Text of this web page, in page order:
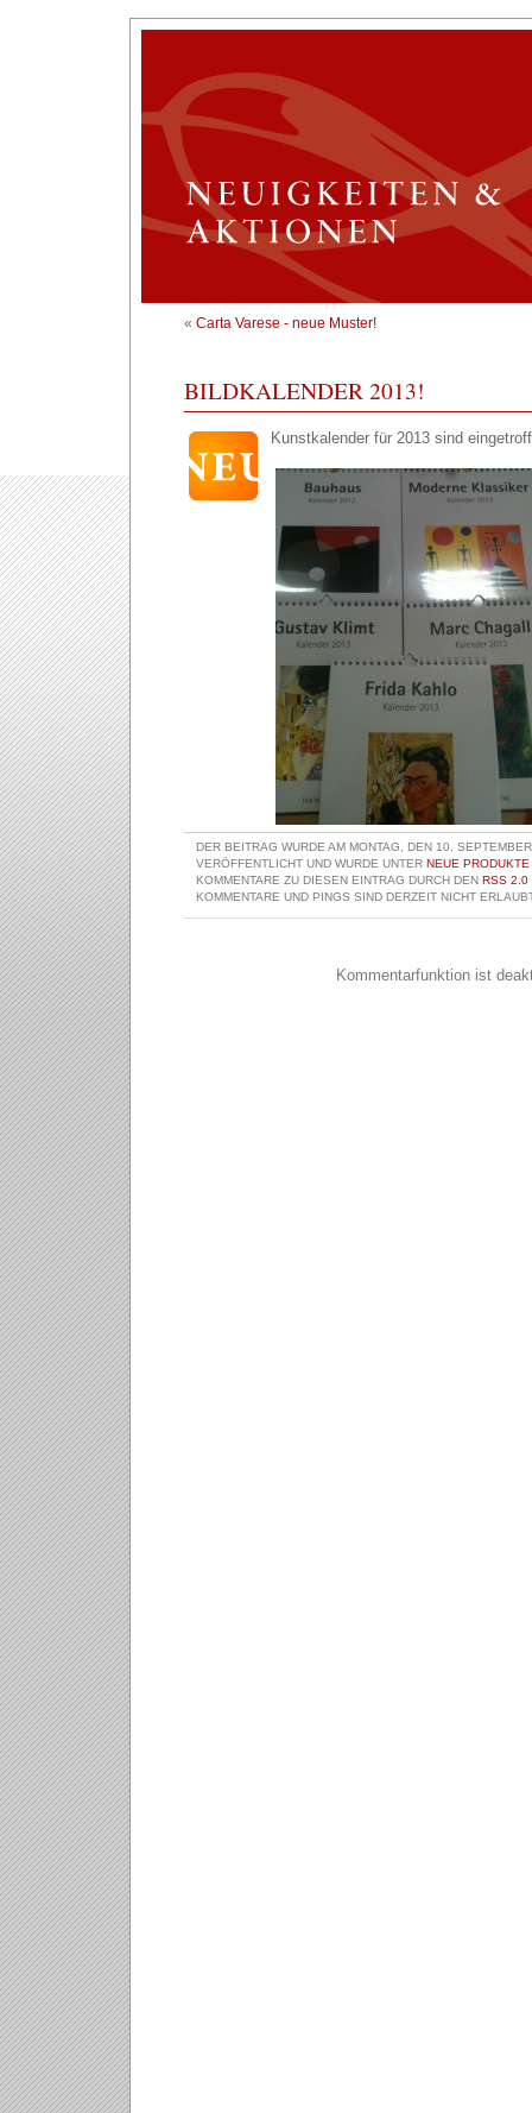
« Carta Varese - neue Muster!
BILDKALENDER 2013!
Kunstkalender für 2013 sind
DER BEITRAG WURDE AM MONTAG, DEN 10.
VERÖFFENTLICHT UND WURDE UNTER NEUE PRODUKTE
KOMMENTARE ZU DIESEN EINTRAG DURCH DEN RSS 2.0
KOMMENTARE UND PINGS SIND DERZEIT NICHT
Kommentarfunktion ist